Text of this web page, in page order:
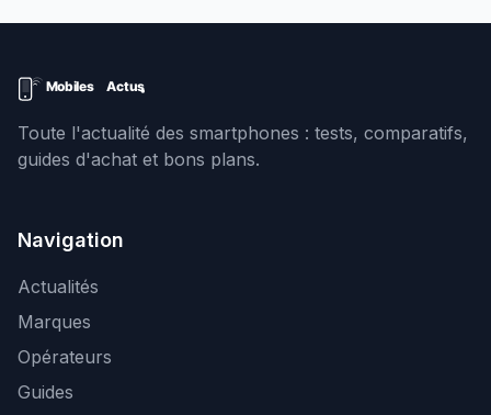
Toute l'actualité des smartphones : tests, comparatifs,
guides d'achat et bons plans.
Navigation
Actualités
Marques
Opérateurs
Guides